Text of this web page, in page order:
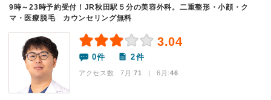
9時～23時予約受付！JR秋田駅５分の美容外科。二重整形・小顔・ク
マ・医療脱毛 カウンセリング無料
3.04
0件 2件
アクセス数 7月:71 | 6月:46